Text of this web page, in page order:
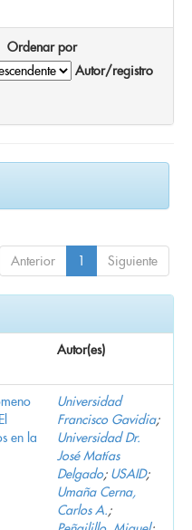
Ordenar por
Autor/registro
Anterior 1 Siguiente
Autor(es)
en la
Universidad
Francisco Gavidia;
Universidad Dr.
José Matías
Delgado; USAID;
Umaña Cerna,
Carlos A.;